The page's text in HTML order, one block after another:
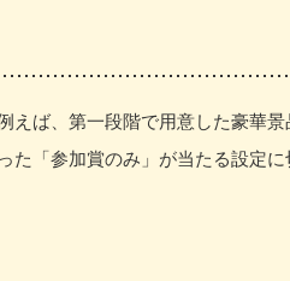
えば、第一段階で用意した豪華
「参加賞のみ」が当たる設定